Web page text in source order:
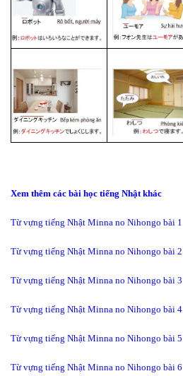
Xem thêm các bài học tiếng Nhật khác
Từ vựng tiếng Nhật Minna no Nihongo bài 1
Từ vựng tiếng Nhật Minna no Nihongo bài 2
Từ vựng tiếng Nhật Minna no Nihongo bài 3
Từ vựng tiếng Nhật Minna no Nihongo bài 4
Từ vựng tiếng Nhật Minna no Nihongo bài 5
Từ vựng tiếng Nhật Minna no Nihongo bài 6